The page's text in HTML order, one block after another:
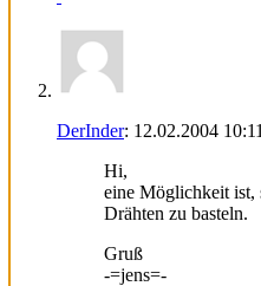
DerInder: 12.02.2004 10:11
Hi,
eine Möglichkeit
Drähten zu basteln.
Gruß
-=jens=-